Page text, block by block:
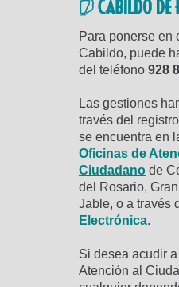
Para ponerse en
Cabildo, puede
del teléfono 928
Las gestiones
través del
se encuentra en
Oficinas de
Ciudadano de
del Rosario,
Jable, o a través
Electrónica.
Si desea acudir
Atención al